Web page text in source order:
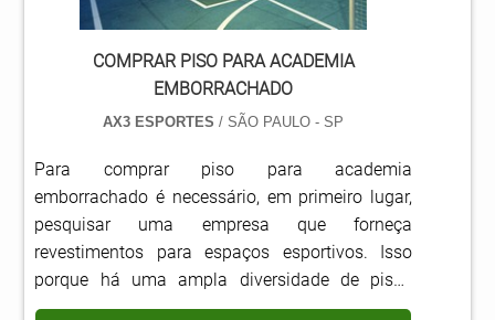
COMPRAR PISO PARA ACADEMIA
EMBORRACHADO
AX3 ESPORTES / SÃO PAULO - SP
Para comprar piso para academia
emborrachado é necessário, em primeiro lugar,
pesquisar uma empresa que forneça
revestimentos para espaços esportivos. Isso
porque há uma ampla diversidade de pisos
sintéticos, e para dispor da máxima segurança,